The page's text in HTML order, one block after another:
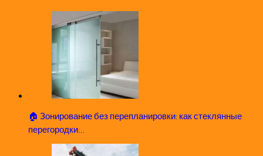
🏠 Зонирование без перепланировки: как стеклянные
перегородки…